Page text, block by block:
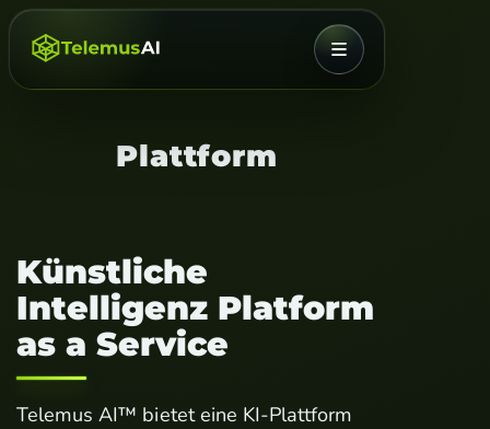
MENÜ
Plattform
Künstliche
Intelligenz Platform
as a Service
Telemus AI™ bietet eine KI-Plattform